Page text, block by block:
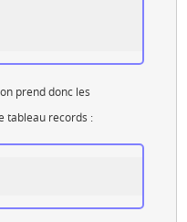
prend donc les
tableau records :